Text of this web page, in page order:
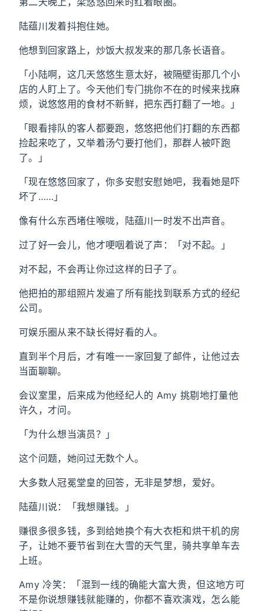
陆蕴川发着抖抱住她。
他想到回家路上，炒饭大叔发来的那几条长语音。
「小陆啊，这几天悠悠生意太好，被隔壁街那几个小
店的人盯上了。今天他们专门挑你不在的时候来找麻
烦，说悠悠用的食材不新鲜，把东西打翻了一地。」
「眼看排队的客人都要跑，悠悠把他们打翻的东西都
捡起来吃了，又举着汤勺要打他们，那群人被吓跑
了。」
「现在悠悠回家了，你多安慰安慰她吧，我看她是吓
坏了……」
像有什么东西堵住喉咙，陆蕴川一时发不出声音。
过了好一会儿，他才哽咽着说了声：「对不起。」
对不起，不会再让你过这样的日子了。
他把拍的那组照片发遍了所有能找到联系方式的经纪
公司。
可娱乐圈从来不缺长得好看的人。
直到半个月后，才有唯一一家回复了邮件，让他过去
当面聊聊。
会议室里，后来成为他经纪人的 Amy 挑剔地打量他
许久，才问。
「为什么想当演员？」
这个问题，她问过无数个人。
大多数人冠冕堂皇的回答，无非是梦想，爱好。
陆蕴川说：「我想赚钱。」
赚很多很多钱，多到给她换个有大衣柜和烘干机的房
子，让她不要节省到在大雪的天气里，骑共享单车去
上班。
Amy 冷笑：「混到一线的确能大富大贵，但这地方可
不是你说想赚钱就能赚的，你都不喜欢演戏，怎么能